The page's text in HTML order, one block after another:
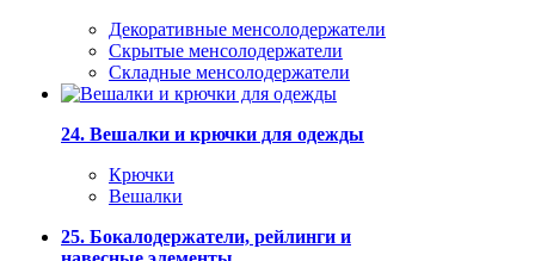
Декоративные менсолодержатели
Скрытые менсолодержатели
Складные менсолодержатели
24. Вешалки и крючки для одежды
Крючки
Вешалки
25. Бокалодержатели, рейлинги и